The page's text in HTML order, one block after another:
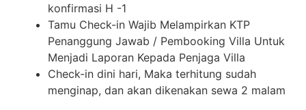
konfirmasi H -1
Tamu Check-in Wajib Melampirkan KTP
Penanggung Jawab / Pembooking Villa Untuk
Menjadi Laporan Kepada Penjaga Villa
Check-in dini hari, Maka terhitung sudah
menginap, dan akan dikenakan sewa 2 malam